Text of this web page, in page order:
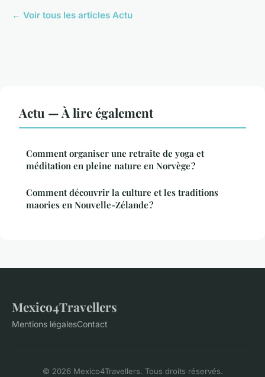
← Voir tous les articles Actu
Actu — À lire également
Comment organiser une retraite de yoga et
méditation en pleine nature en Norvège ?
Comment découvrir la culture et les traditions
maories en Nouvelle-Zélande ?
Mexico4Travellers
Mentions légalesContact
© 2026 Mexico4Travellers. Tous droits réservés.